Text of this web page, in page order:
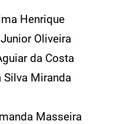
Henrique
Oliveira
da Costa
Silva Miranda
Masseira